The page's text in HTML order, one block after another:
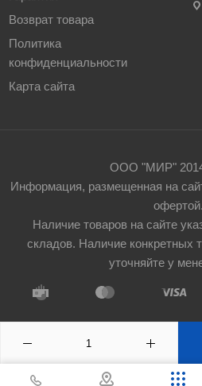
Возврат товара
Политика
конфиденциальности
Карта сайта
ООО "МИР"
Информация, размещенная на
офертой.
Наличие товаров на сайте
складов. Наличие конкретных
уточняйте у